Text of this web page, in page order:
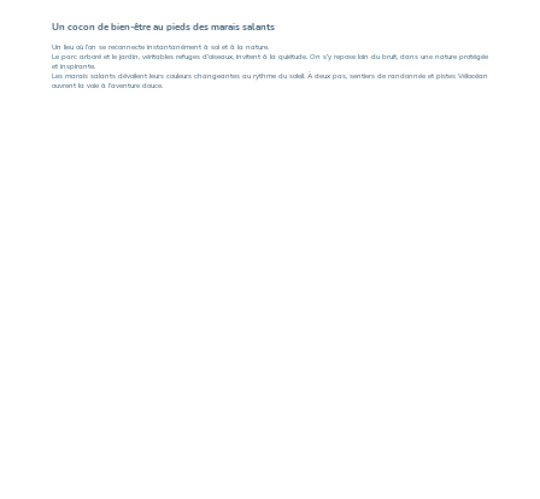
Un cocon de bien-être au pieds des marais salants
Un lieu où l’on se reconnecte instantanément à soi et à la nature.
Le parc arboré et le jardin, véritables refuges d’oiseaux, invitent à la quiétude. On s’y repose loin du bruit, dans une nature protégée
et inspirante.
Les marais salants dévoilent leurs couleurs changeantes au rythme du soleil. À deux pas, sentiers de randonnée et pistes Vélocéan
ouvrent la voie à l’aventure douce.